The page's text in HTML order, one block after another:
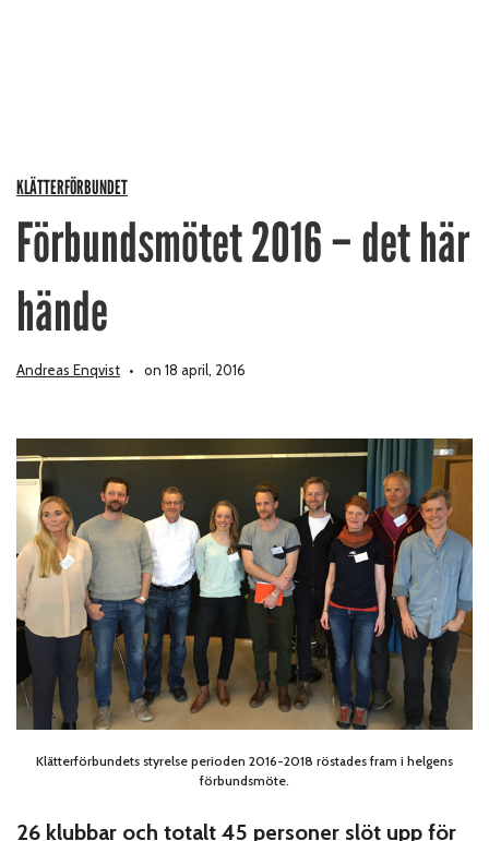
KLÄTTERFÖRBUNDET
Förbundsmötet 2016 – det här
hände
Andreas Enqvist on 18 april, 2016
Klätterförbundets styrelse perioden 2016-2018 röstades fram i helgens
förbundsmöte.
26 klubbar och totalt 45 personer slöt upp för